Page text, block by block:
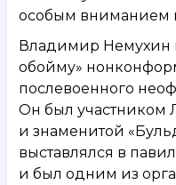
особым вниманием
Владимир Немухин
обойму»
послевоенного
Он был участником
и знаменитой
выставлялся в
и был одним из